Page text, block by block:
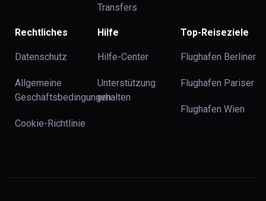
Transfers
Rechtliches
Datenschutz
Allgemeine
Geschäftsbedingungen
Cookie-Richtlinie
Hilfe
Hilfe-Center
Unterstützung
erhalten
Top-Reiseziele
Flughafen Berliner
Flughafen Pariser
Flughafen Wien